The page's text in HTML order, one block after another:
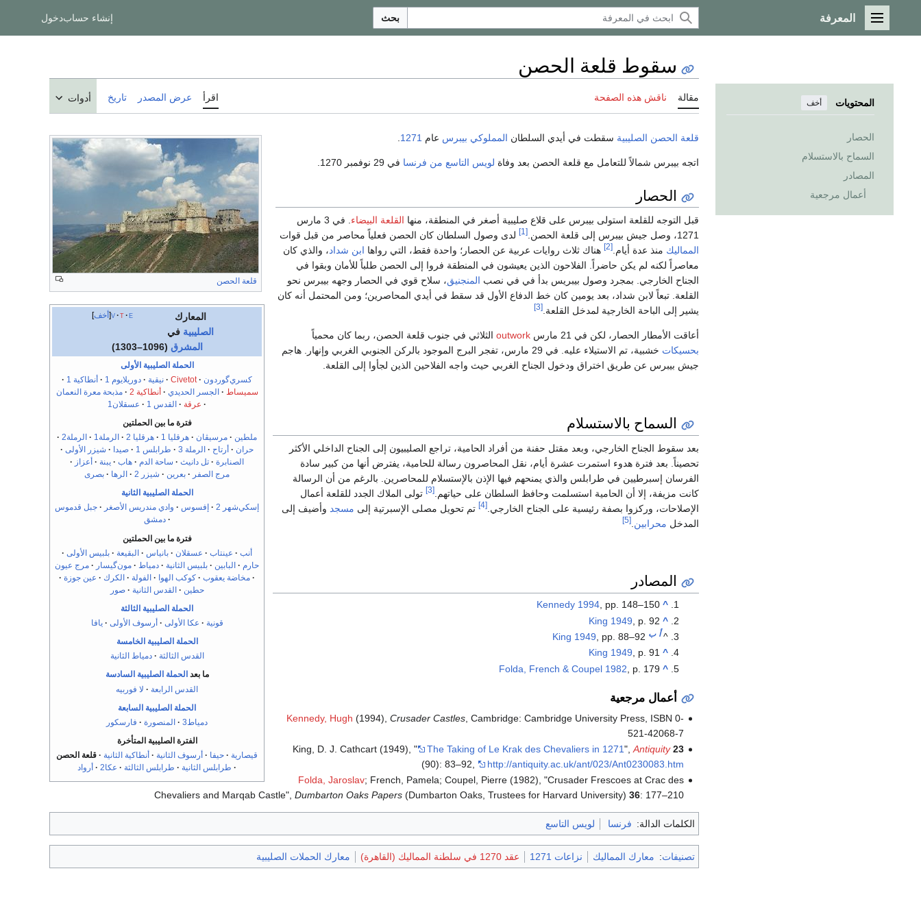
القائمة الرئيسية
المعرفة بحث إنشاء حسابدخول
المحتويات أخف
الحصار
السماح بالاستسلام
المصادر
أعمال مرجعية
سقوط قلعة الحصن
مقالة ناقش هذه الصفحة اقرأ عرض المصدر تاريخ أدوات
قلعة الحصن
أخف v t e
المعارك
الصليبية في
المشرق (1096–1303)
الحملة الصليبية الأولى
كسري‌گوردون
Civetot نيقية دوريلايوم 1
أنطاكية 1
سميساط
الجسر الحديدي أنطاكية 2
مذبحة معرة النعمان
عرقة
القدس 1
عسقلان1
فترة ما بين الحملتين
ملطين
مرسيڤان هرقليا 1 هرقليا 2 الرملة1
الرملة2
حران
أرتاح الرملة 3 طرابلس 1 صيدا
شيزر الأولى
الصنابرة
تل دانيث ساحة الدم هاب يبنة
أعزاز
مرج الصفر
بعرين شيزر 2 الرها
بصرى
الحملة الصليبية الثانية
إسكي‌شهر 2
إفسوس وادي مندريس الأصغر
جبل قدموس
دمشق
فترة ما بين الحملتين
أنب
عينتاب عسقلان بانياس البقيعة
بلبيس الأولى
حارم
البابين بلبيس الثانية دمياط مون‌گيسار
مرج عيون
مخاضة يعقوب
كوكب الهوا الفولة الكرك
عين جوزة
حطين
القدس الثانية
صور
الحملة الصليبية الثالثة
قونية
عكا الأولى أرسوف الأولى
يافا
الحملة الصليبية الخامسة
القدس الثالثة
دمياط الثانية
ما بعد الحملة الصليبية السادسة
القدس الرابعة
لا فوربيه
الحملة الصليبية السابعة
دمياط3
المنصورة
فارسكور
الفترة الصليبية المتأخرة
قيصارية
حيفا أرسوف الثانية أنطاكية الثانية
قلعة الحصن
طرابلس الثانية
طرابلس الثالثة عكا2 أرواد
قلعة الحصن الصليبية سقطت في أيدي السلطان المملوكي بيبرس عام 1271
اتجه بيبرس شمالاً للتعامل مع قلعة الحصن بعد وفاة لويس التاسع من فرنسا في 29 نوفمبر 1270.
الحصار
قبل التوجه للقلعة استولى بيبرس على قلاع صليبية أصغر في المنطقة، منها القلعة البيضاء
. في 3 مارس
1271، وصل جيش بيبرس إلى قلعة الحصن.
[1]
لدى وصول السلطان كان الحصن فعلياً محاصر من قبل قوات
المماليك منذ عدة أيام.[2] هناك ثلاث روايات عربية عن الحصار؛ واحدة فقط، التي رواها ابن شداد، والذي كان
معاصراً لكنه لم يكن حاضراً. الفلاحون الذين يعيشون في المنطقة فروا إلى الحصن طلباً للأمان وبقوا في
الجناح الخارجي. بمجرد وصول بيبريس بدأ في في نصب المنجنيق، سلاح قوي في الحصار وجهه بيبرس نحو
القلعة. تبعاً لابن شداد، بعد يومين كان خط الدفاع الأول قد سقط في أيدي المحاصرين؛ ومن المحتمل أنه كان
يشير إلى الباحة الخارجية لمدخل القلعة.[3]
أعاقت الأمطار الحصار، لكن في 21 مارس outwork الثلاثي في جنوب قلعة الحصن، ربما كان محمياً
بحسيكات
خشبية، تم الاستيلاء عليه. في 29 مارس، تفجر البرج الموجود بالركن الجنوبي الغربي وإنهار. هاجم
جيش بيبرس عن طريق اختراق ودخول الجناح الغربي حيث واجه الفلاحين الذين لجأوا إلى القلعة.
السماح بالاستسلام
بعد سقوط الجناح الخارجي، وبعد مقتل حفنة من أفراد الحامية، تراجع الصليبيون إلى الجناح الداخلي الأكثر
تحصيناً. بعد فترة هدوء استمرت عشرة أيام، نقل المحاصرون رسالة للحامية، يفترض أنها من كبير سادة
الفرسان إسبرطيين في طرابلس والذي يمنحهم فيها الإذن بالإستسلام للمحاصرين. بالرغم من أن الرسالة
كانت مزيفة، إلا أن الحامية استسلمت وحافظ السلطان على حياتهم. [3]
تولى الملاك الجدد للقلعة أعمال
الإصلاحات، وركزوا بصفة رئيسية على الجناح الخارجي. [4] تم تحويل مصلى الإسبرتية إلى مسجد وأضيف إلى
المدخل محرابين [5]
المصادر
^
Kennedy 1994, pp. 148–150
^
King 1949 , p. 92
^أ ب King 1949 , pp. 88–92
^
King 1949, p. 91
^
Folda, French & Coupel 1982 , p. 179
أعمال مرجعية
Kennedy, Hugh (1994), Crusader Castles, Cambridge: Cambridge University Press, ISBN 0-
521-42068-7
King, D. J. Cathcart (1949), "
The Taking of Le Krak des Chevaliers in 1271", Antiquity 23
(90): 83–92
http://antiquity.ac.uk/ant/023/Ant0230083.htm
Folda, Jaroslav; French, Pamela; Coupel, Pierre (1982), "Crusader Frescoes at Crac des
Chevaliers and Marqab Castle", Dumbarton Oaks Papers(Dumbarton Oaks, Trustees for Harvard University) 36: 177–210
الكلمات الدالة: فرنسا لويس التاسع
تصنيفات: معارك المماليك نزاعات 1271 عقد 1270 في سلطنة المماليك (القاهرة) معارك الحملات الصليبية